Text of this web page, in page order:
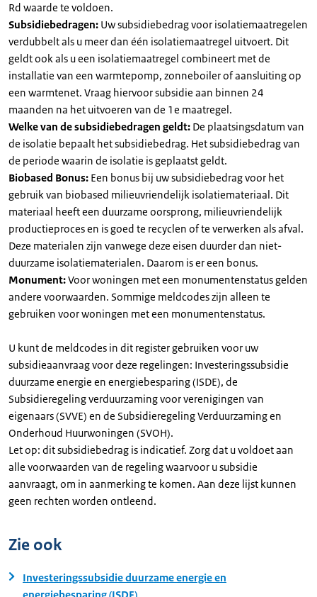
Rd waarde te voldoen.
Subsidiebedragen: Uw subsidiebedrag voor isolatiemaatregelen
verdubbelt als u meer dan één isolatiemaatregel uitvoert. Dit
geldt ook als u een isolatiemaatregel combineert met de
installatie van een warmtepomp, zonneboiler of aansluiting op
een warmtenet. Vraag hiervoor subsidie aan binnen 24
maanden na het uitvoeren van de 1e maatregel.
Welke van de subsidiebedragen geldt: De plaatsingsdatum van
de isolatie bepaalt het subsidiebedrag. Het subsidiebedrag van
de periode waarin de isolatie is geplaatst geldt.
Biobased Bonus: Een bonus bij uw subsidiebedrag voor het
gebruik van biobased milieuvriendelijk isolatiemateriaal. Dit
materiaal heeft een duurzame oorsprong, milieuvriendelijk
productieproces en is goed te recyclen of te verwerken als afval.
Deze materialen zijn vanwege deze eisen duurder dan niet-
duurzame isolatiematerialen. Daarom is er een bonus.
Monument:Voor woningen met een monumentenstatus gelden
andere voorwaarden. Sommige meldcodes zijn alleen te
gebruiken voor woningen met een monumentenstatus.
U kunt de meldcodes in dit register gebruiken voor uw
subsidieaanvraag voor deze regelingen: Investeringssubsidie
duurzame energie en energiebesparing (ISDE), de
Subsidieregeling verduurzaming voor verenigingen van
eigenaars (SVVE) en de Subsidieregeling Verduurzaming en
Onderhoud Huurwoningen (SVOH).
Let op: dit subsidiebedrag is indicatief. Zorg dat u voldoet aan
alle voorwaarden van de regeling waarvoor u subsidie
aanvraagt, om in aanmerking te komen. Aan deze lijst kunnen
geen rechten worden ontleend.
Zie ook
Investeringssubsidie duurzame energie en